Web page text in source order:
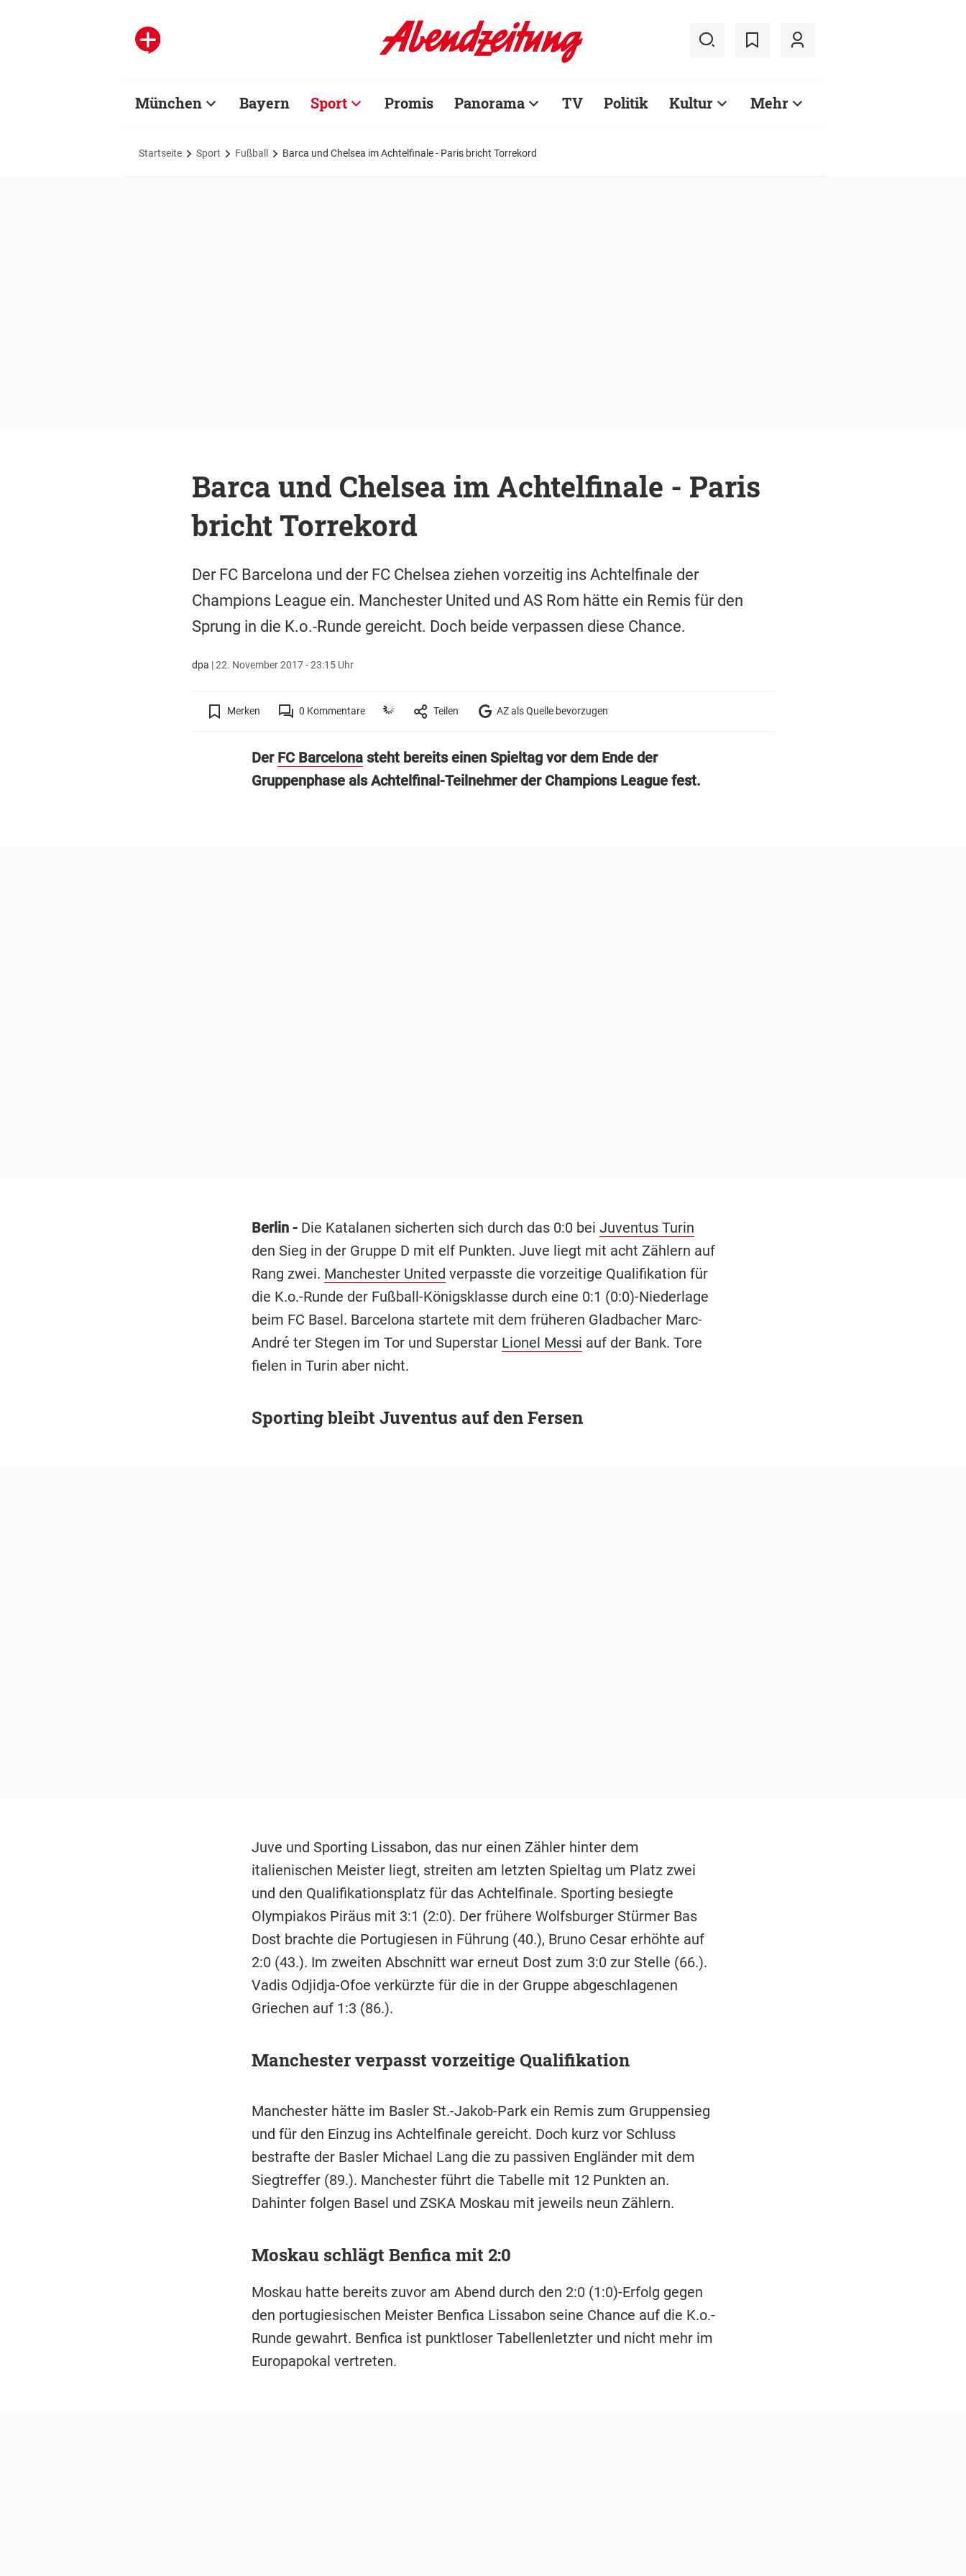
München Bayern Sport Promis Panorama TV Politik Kultur Mehr
Startseite Sport Fußball Barca und Chelsea im Achtelfinale - Paris bricht Torrekord
Barca und Chelsea im Achtelfinale - Paris
bricht Torrekord
Der FC Barcelona und der FC Chelsea ziehen vorzeitig ins Achtelfinale der
Champions League ein. Manchester United und AS Rom hätte ein Remis für den
Sprung in die K.o.-Runde gereicht. Doch beide verpassen diese Chance.
dpa |22. November 2017 - 23:15 Uhr
Merken 0 Kommentare Teilen AZ als Quelle bevorzugen
Der FC Barcelonasteht bereits einen Spieltag vor dem Ende der
Gruppenphase als Achtelfinal-Teilnehmer der Champions League fest.
Berlin - Die Katalanen sicherten sich durch das 0:0 bei Juventus Turin
den Sieg in der Gruppe D mit elf Punkten. Juve liegt mit acht Zählern auf
Rang zwei. Manchester United verpasste die vorzeitige Qualifikation für
die K.o.-Runde der Fußball-Königsklasse durch eine 0:1 (0:0)-Niederlage
beim FC Basel. Barcelona startete mit dem früheren Gladbacher Marc-
André ter Stegen im Tor und Superstar Lionel Messi auf der Bank. Tore
fielen in Turin aber nicht.
Sporting bleibt Juventus auf den Fersen
Juve und Sporting Lissabon, das nur einen Zähler hinter dem
italienischen Meister liegt, streiten am letzten Spieltag um Platz zwei
und den Qualifikationsplatz für das Achtelfinale. Sporting besiegte
Olympiakos Piräus mit 3:1 (2:0). Der frühere Wolfsburger Stürmer Bas
Dost brachte die Portugiesen in Führung (40.), Bruno Cesar erhöhte auf
2:0 (43.). Im zweiten Abschnitt war erneut Dost zum 3:0 zur Stelle (66.).
Vadis Odjidja-Ofoe verkürzte für die in der Gruppe abgeschlagenen
Griechen auf 1:3 (86.).
Manchester verpasst vorzeitige Qualifikation
Manchester hätte im Basler St.-Jakob-Park ein Remis zum Gruppensieg
und für den Einzug ins Achtelfinale gereicht. Doch kurz vor Schluss
bestrafte der Basler Michael Lang die zu passiven Engländer mit dem
Siegtreffer (89.). Manchester führt die Tabelle mit 12 Punkten an.
Dahinter folgen Basel und ZSKA Moskau mit jeweils neun Zählern.
Moskau schlägt Benfica mit 2:0
Moskau hatte bereits zuvor am Abend durch den 2:0 (1:0)-Erfolg gegen
den portugiesischen Meister Benfica Lissabon seine Chance auf die K.o.-
Runde gewahrt. Benfica ist punktloser Tabellenletzter und nicht mehr im
Europapokal vertreten.